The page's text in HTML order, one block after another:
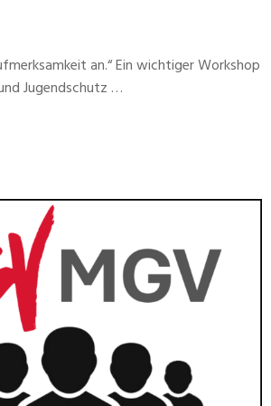
an.“ Ein wichtiger Workshop
Jugendschutz …